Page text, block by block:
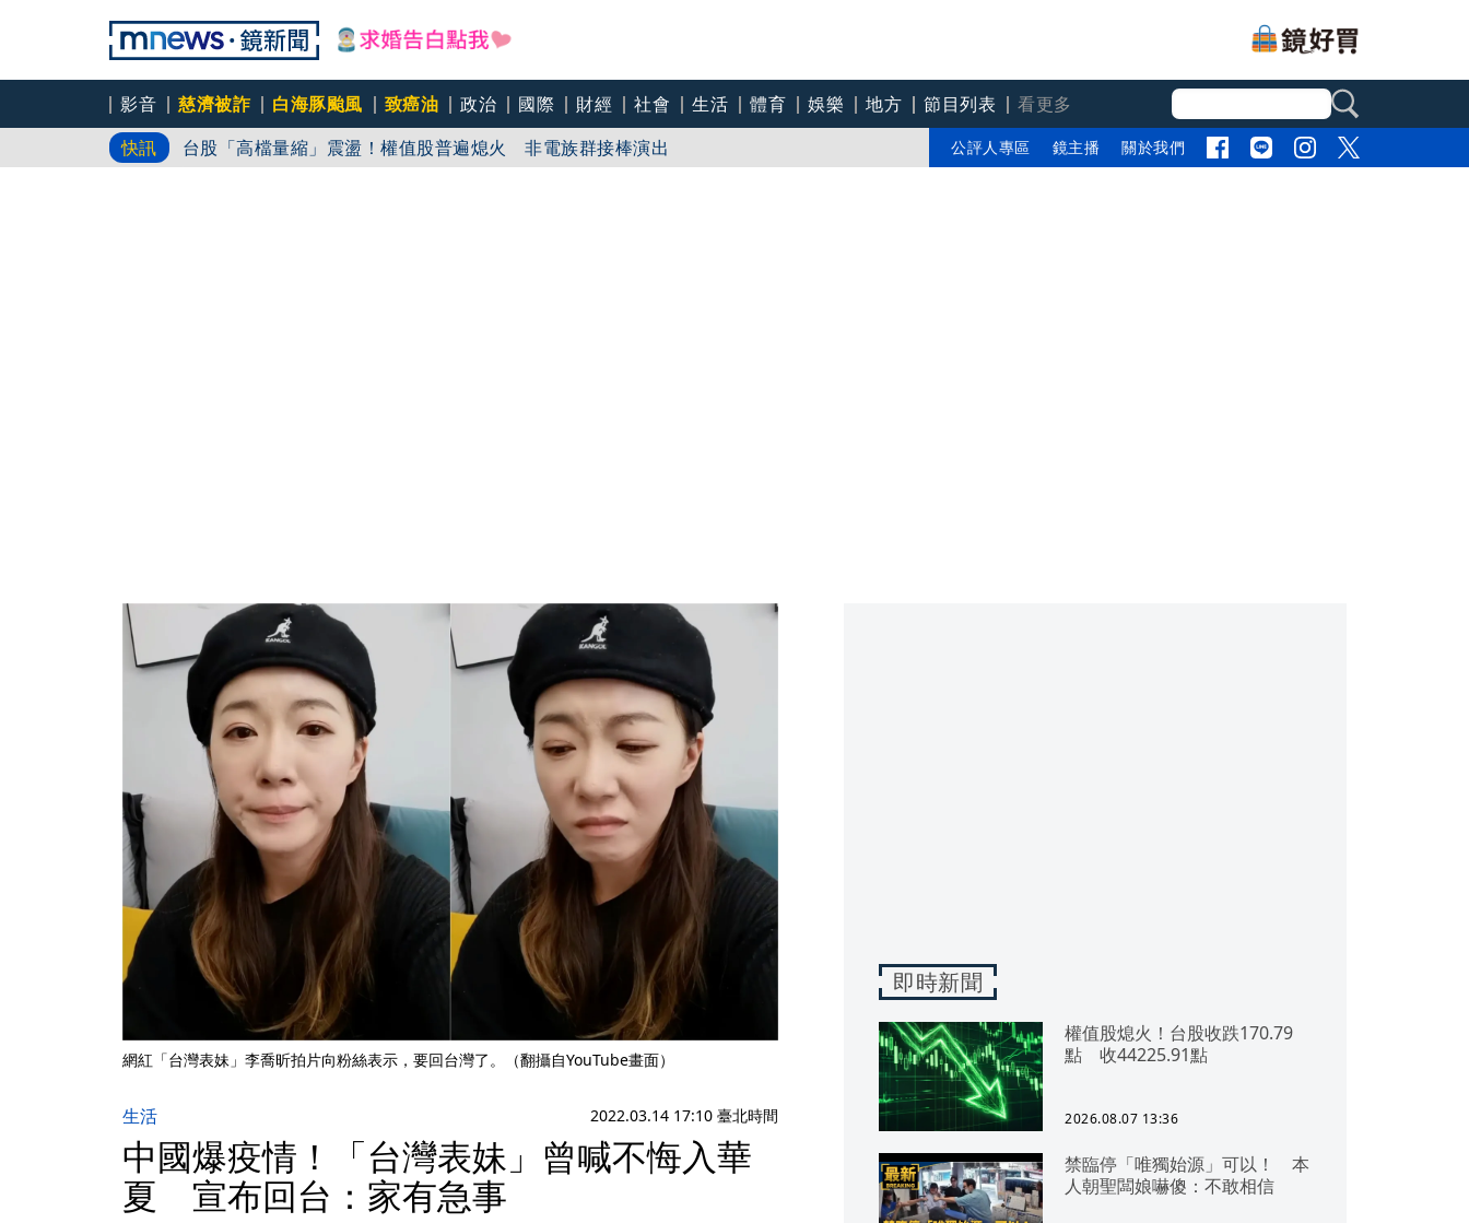
影音 慈濟被詐 白海豚颱風 致癌油 政治 國際 財經 社會 生活 體育 娛樂 地方 節目列表
看更多
快訊
院區大停電40分鐘！ 政院：高壓斷路器系統故障
台股「高檔量縮」震盪！權值股普遍熄火 非電族群接棒演出
公評人專區 鏡主播 關於我們
網紅「台灣表妹」李喬昕拍片向粉絲表示，要回台灣了。（翻攝自YouTube畫面）
生活 2022.03.14 17:10 臺北時間
中國爆疫情！「台灣表妹」曾喊不悔入華
夏 宣布回台：家有急事
即時新聞
權值股熄火！台股收跌170.79
點 收44225.91點
2026.08.07 13:36
禁臨停「唯獨始源」可以！ 本
人朝聖闆娘嚇傻：不敢相信